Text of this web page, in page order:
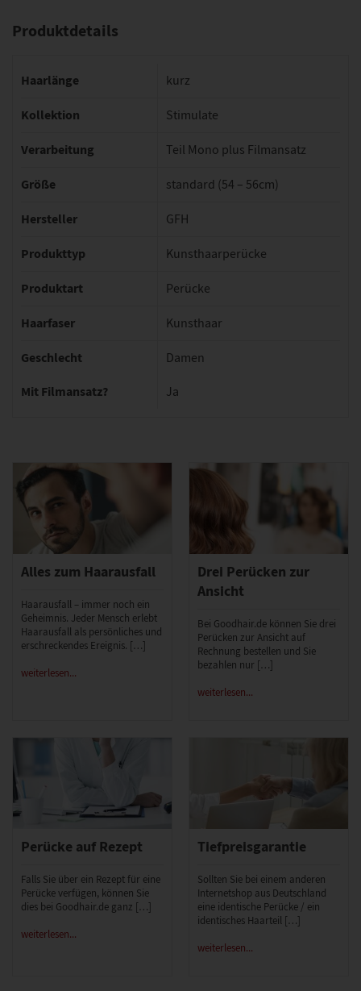
Produktdetails
Haarlänge kurz
Kollektion Stimulate
Verarbeitung Teil Mono plus Filmansatz
Größe standard (54 – 56cm)
Hersteller GFH
Produkttyp Kunsthaarperücke
Produktart Perücke
Haarfaser Kunsthaar
Geschlecht Damen
Mit Filmansatz? Ja
Alles zum Haarausfall
Haarausfall – immer noch ein
Geheimnis. Jeder Mensch erlebt
Haarausfall als persönliches und
erschreckendes Ereignis. […]
weiterlesen...
Drei Perücken zur
Ansicht
Bei Goodhair.de können Sie drei
Perücken zur Ansicht auf
Rechnung bestellen und Sie
bezahlen nur […]
weiterlesen...
Perücke auf Rezept
Falls Sie über ein Rezept für eine
Perücke verfügen, können Sie
dies bei Goodhair.de ganz […]
weiterlesen...
Tiefpreisgarantie
Sollten Sie bei einem anderen
Internetshop aus Deutschland
eine identische Perücke / ein
identisches Haarteil […]
weiterlesen...